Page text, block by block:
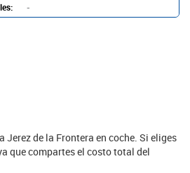
-
de la Frontera en coche. Si eliges
que compartes el costo total del